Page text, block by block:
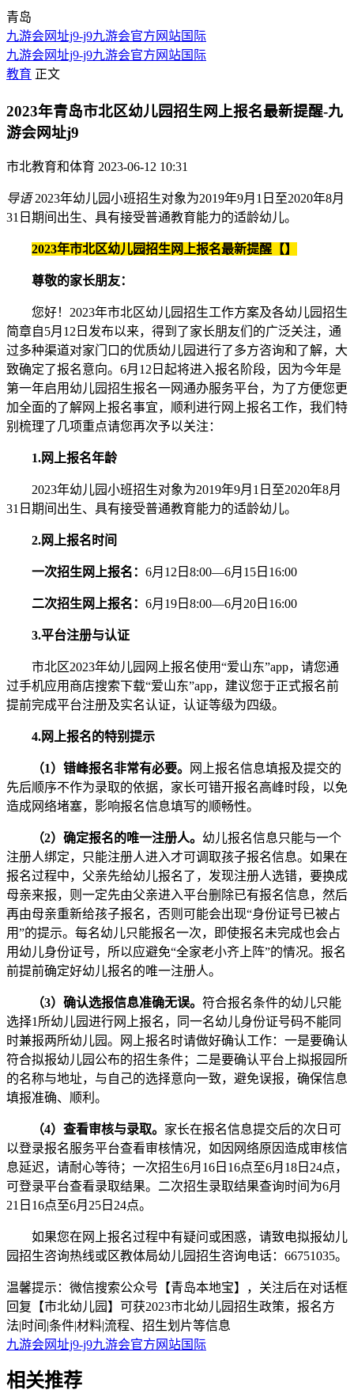
青岛
九游会网址j9-j9九游会官方网站国际
九游会网址j9-j9九游会官方网站国际
教育 正文
2023年青岛市北区幼儿园招生网上报名最新提醒-九
游会网址j9
市北教育和体育 2023-06-12 10:31
导语2023年幼儿园小班招生对象为2019年9月1日至2020年8月
31日期间出生、具有接受普通教育能力的适龄幼儿。
2023年市北区幼儿园招生网上报名最新提醒【】
尊敬的家长朋友：
您好！2023年市北区幼儿园招生工作方案及各幼儿园招生
简章自5月12日发布以来，得到了家长朋友们的广泛关注，通
过多种渠道对家门口的优质幼儿园进行了多方咨询和了解，大
致确定了报名意向。6月12日起将进入报名阶段，因为今年是
第一年启用幼儿园招生报名一网通办服务平台，为了方便您更
加全面的了解网上报名事宜，顺利进行网上报名工作，我们特
别梳理了几项重点请您再次予以关注：
1.网上报名年龄
2023年幼儿园小班招生对象为2019年9月1日至2020年8月
31日期间出生、具有接受普通教育能力的适龄幼儿。
2.网上报名时间
一次招生网上报名： 6月12日8:00—6月15日16:00
二次招生网上报名： 6月19日8:00—6月20日16:00
3.平台注册与认证
市北区2023年幼儿园网上报名使用“爱山东”app，请您通
过手机应用商店搜索下载“爱山东”app，建议您于正式报名前
提前完成平台注册及实名认证，认证等级为四级。
4.网上报名的特别提示
（1）错峰报名非常有必要。
网上报名信息填报及提交的
先后顺序不作为录取的依据，家长可错开报名高峰时段，以免
造成网络堵塞，影响报名信息填写的顺畅性。
（2）确定报名的唯一注册人。 幼儿报名信息只能与一个
注册人绑定，只能注册人进入才可调取孩子报名信息。如果在
报名过程中，父亲先给幼儿报名了，发现注册人选错，要换成
母亲来报，则一定先由父亲进入平台删除已有报名信息，然后
再由母亲重新给孩子报名，否则可能会出现“身份证号已被占
用”的提示。每名幼儿只能报名一次，即使报名未完成也会占
用幼儿身份证号，所以应避免“全家老小齐上阵”的情况。报名
前提前确定好幼儿报名的唯一注册人。
（3）确认选报信息准确无误。 符合报名条件的幼儿只能
选择1所幼儿园进行网上报名，同一名幼儿身份证号码不能同
时兼报两所幼儿园。网上报名时请做好确认工作：一是要确认
符合拟报幼儿园公布的招生条件；二是要确认平台上拟报园所
的名称与地址，与自己的选择意向一致，避免误报，确保信息
填报准确、顺利。
（4）查看审核与录取。 家长在报名信息提交后的次日可
以登录报名服务平台查看审核情况，如因网络原因造成审核信
息延迟，请耐心等待；一次招生6月16日16点至6月18日24点，
可登录平台查看录取结果。二次招生录取结果查询时间为6月
21日16点至6月25日24点。
如果您在网上报名过程中有疑问或困惑，请致电拟报幼儿
园招生咨询热线或区教体局幼儿园招生咨询电话：66751035。
温馨提示：微信搜索公众号【青岛本地宝】，关注后在对话框
回复【市北幼儿园】可获2023市北幼儿园招生政策，报名方
法|时间|条件|材料|流程、招生划片等信息
九游会网址j9-j9九游会官方网站国际
相关推荐